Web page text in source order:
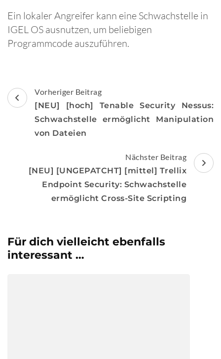
Ein lokaler Angreifer kann eine Schwachstelle in
IGEL OS ausnutzen, um beliebigen
Programmcode auszuführen.
Beitragsnavigation
Vorheriger Beitrag
[NEU] [hoch] Tenable Security Nessus:
Schwachstelle ermöglicht Manipulation
von Dateien
Nächster Beitrag
[NEU] [UNGEPATCHT] [mittel] Trellix
Endpoint Security: Schwachstelle
ermöglicht Cross-Site Scripting
Für dich vielleicht ebenfalls
interessant …